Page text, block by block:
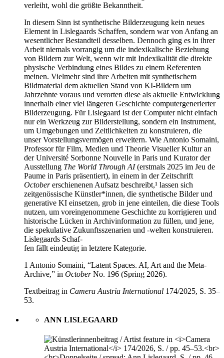
verleiht, wohl die größte Be­kanntheit.
In diesem Sinn ist synthetische Bilderzeugung kein neues
Element in Lislegaards Schaffen, sondern war von Anfang an
wesentlicher Bestandteil desselben. Dennoch ging es in ihrer
Arbeit niemals vorrangig um die indexikalische Beziehung
von Bildern zur Welt, wenn wir mit Indexikalität die direkte
physische Verbindung eines Bildes zu einem Referenten
meinen. Vielmehr sind ihre Arbei­ten mit synthetischem
Bildmaterial dem aktuellen Stand von KI-­­Bildern um
Jahrzehnte voraus und verorten diese als aktuelle Entwick­lung
innerhalb einer viel längeren Geschichte computerge­ne­rier­ter
Bilderzeugung. Für Lislegaard ist der Computer nicht einfach
nur ein Werkzeug zur Bilderstellung, sondern ein Instrument,
um Umgebungen und Zeitlichkeiten zu konstruieren, die
unser Vorstellungsvermögen erweitern. Wie Antonio Somaini,
Professor für Film, Medien und Theorie Visueller Kultur an
der Université Sorbonne Nouvelle in Paris und Kurator der
Ausstellung The World Through AI(erstmals 2025 im Jeu de
Paume in Paris präsentiert), in einem in der Zeitschrift
Octobererschienenen Aufsatz beschreibt,¹ lassen sich
zeitgenössische Künstler*innen, die synthetische Bilder und
generative KI einsetzen, grob in jene einteilen, die diese Tools
nutzen, um voreingenommene Geschichte zu korrigieren und
histo­rische Lücken in Archivinformation zu füllen, und jene,
die speku­la­tive Zukunftsszenarien und -welten konstruieren.
Lisle­gaards Schaf­-
fen fällt eindeutig in letztere Kategorie.
1 Antonio Somaini, “Latent Spaces. AI, Art and the Meta-
Archive,” in OctoberNo. 196 (Spring 2026).
Textbeitrag in Camera Austria International 174/2025, S. 35–
53.
ANN LISLEGAARD